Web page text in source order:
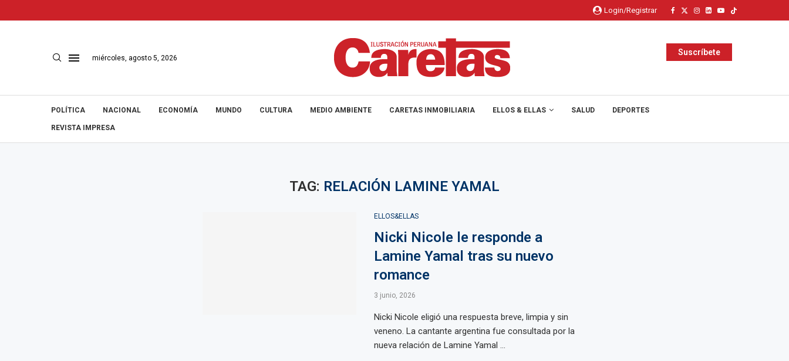
Login/Registrar
miércoles, agosto 5, 2026
Suscríbete
POLÍTICA NACIONAL ECONOMÍA MUNDO CULTURA MEDIO AMBIENTE CARETAS INMOBILIARIA ELLOS & ELLAS SALUD DEPORTES
REVISTA IMPRESA
TAG: RELACIÓN LAMINE YAMAL
ELLOS&ELLAS
Nicki Nicole le responde a
Lamine Yamal tras su nuevo
romance
3 junio, 2026
Nicki Nicole eligió una respuesta breve, limpia y sin
veneno. La cantante argentina fue consultada por la
nueva relación de Lamine Yamal ...